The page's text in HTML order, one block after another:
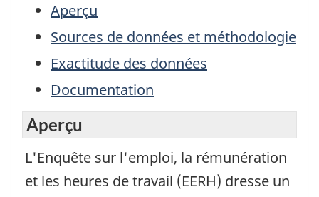
Aperçu
Sources de données et méthodologie
Exactitude des données
Documentation
Aperçu
L'Enquête sur l'emploi, la rémunération
et les heures de travail (EERH) dresse un